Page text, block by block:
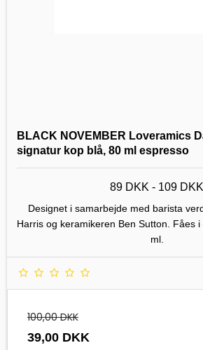
BLACK NOVEMBER Loveramics
signatur kop blå, 80 ml espresso
89 DKK - 109 DKK
Designet i samarbejde med barista
Harris og keramikeren Ben Sutton. Fåes
ml.
100,00 DKK
39,00 DKK